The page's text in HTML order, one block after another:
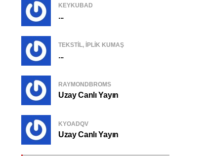
KEYKUBAD
...
TEKSTIL, IPLIK KUMAŞ
...
RAYMONDBROMS
Uzay Canlı Yayın
KYOADQV
Uzay Canlı Yayın